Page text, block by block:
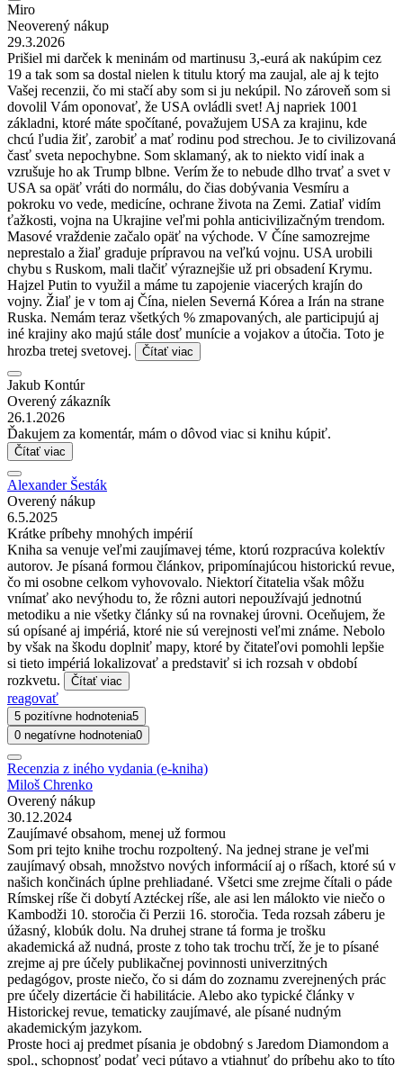
Miro
Neoverený nákup
29.3.2026
Prišiel mi darček k meninám od martinusu 3,-eurá ak nakúpim cez
19 a tak som sa dostal nielen k titulu ktorý ma zaujal, ale aj k tejto
Vašej recenzii, čo mi stačí aby som si ju nekúpil. No zároveň som si
dovolil Vám oponovať, že USA ovládli svet! Aj napriek 1001
základni, ktoré máte spočítané, považujem USA za krajinu, kde
chcú ľudia žiť, zarobiť a mať rodinu pod strechou. Je to civilizovaná
časť sveta nepochybne. Som sklamaný, ak to niekto vidí inak a
vzrušuje ho ak Trump blbne. Verím že to nebude dlho trvať a svet v
USA sa opäť vráti do normálu, do čias dobývania Vesmíru a
pokroku vo vede, medicíne, ochrane života na Zemi. Zatiaľ vidím
ťažkosti, vojna na Ukrajine veľmi pohla anticivilizačným trendom.
Masové vraždenie začalo opäť na východe. V Číne samozrejme
neprestalo a žiaľ graduje prípravou na veľkú vojnu. USA urobili
chybu s Ruskom, mali tlačiť výraznejšie už pri obsadení Krymu.
Hajzel Putin to využil a máme tu zapojenie viacerých krajín do
vojny. Žiaľ je v tom aj Čína, nielen Severná Kórea a Irán na strane
Ruska. Nemám teraz všetkých % zmapovaných, ale participujú aj
iné krajiny ako majú stále dosť munície a vojakov a útočia. Toto je
hrozba tretej svetovej.
Čítať viac
Jakub Kontúr
Overený zákazník
26.1.2026
Ďakujem za komentár, mám o dôvod viac si knihu kúpiť.
Čítať viac
Alexander Šesták
Overený nákup
6.5.2025
Krátke príbehy mnohých impérií
Kniha sa venuje veľmi zaujímavej téme, ktorú rozpracúva kolektív
autorov. Je písaná formou článkov, pripomínajúcou historickú revue,
čo mi osobne celkom vyhovovalo. Niektorí čitatelia však môžu
vnímať ako nevýhodu to, že rôzni autori nepoužívajú jednotnú
metodiku a nie všetky články sú na rovnakej úrovni. Oceňujem, že
sú opísané aj impériá, ktoré nie sú verejnosti veľmi známe. Nebolo
by však na škodu doplniť mapy, ktoré by čitateľovi pomohli lepšie
si tieto impériá lokalizovať a predstaviť si ich rozsah v období
rozkvetu.
Čítať viac
reagovať
5 pozitívne hodnotenia5
0 negatívne hodnotenia0
Recenzia z iného vydania (e-kniha)
Miloš Chrenko
Overený nákup
30.12.2024
Zaujímavé obsahom, menej už formou
Som pri tejto knihe trochu rozpoltený. Na jednej strane je veľmi
zaujímavý obsah, množstvo nových informácií aj o ríšach, ktoré sú v
našich končinách úplne prehliadané. Všetci sme zrejme čítali o páde
Rímskej ríše či dobytí Aztéckej ríše, ale asi len málokto vie niečo o
Kambodži 10. storočia či Perzii 16. storočia. Teda rozsah záberu je
úžasný, klobúk dolu. Na druhej strane tá forma je trošku
akademická až nudná, proste z toho tak trochu trčí, že je to písané
zrejme aj pre účely publikačnej povinnosti univerzitných
pedagógov, proste niečo, čo si dám do zoznamu zverejnených prác
pre účely dizertácie či habilitácie. Alebo ako typické články v
Historickej revue, tematicky zaujímavé, ale písané nudným
akademickým jazykom.
Proste hoci aj predmet písania je obdobný s Jaredom Diamondom a
spol., schopnosť podať veci pútavo a vtiahnuť do príbehu ako to títo